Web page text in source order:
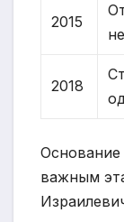
2015
2018
Основание
важным